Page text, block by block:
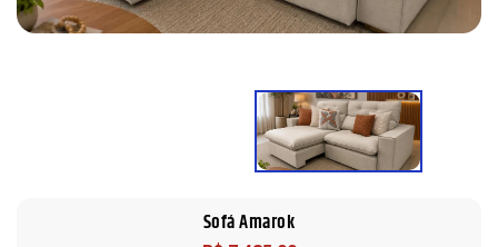
10 Lugares
Painel
Roupeiros
Portas de Giro
Compre peloWhatsApp
Sofá Amarok